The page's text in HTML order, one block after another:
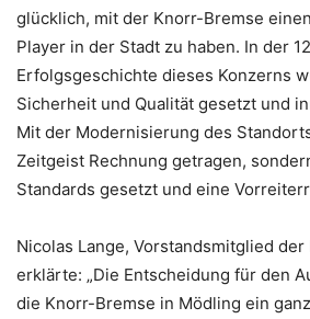
glücklich, mit der Knorr-Bremse
Player in der Stadt zu haben. In der
Erfolgsgeschichte dieses Konzerns
Sicherheit und Qualität gesetzt und
Mit der Modernisierung des
Zeitgeist Rechnung getragen,
Standards gesetzt und eine
Nicolas Lange, Vorstandsmitglied der
erklärte: „Die Entscheidung für den
die Knorr-Bremse in Mödling ein